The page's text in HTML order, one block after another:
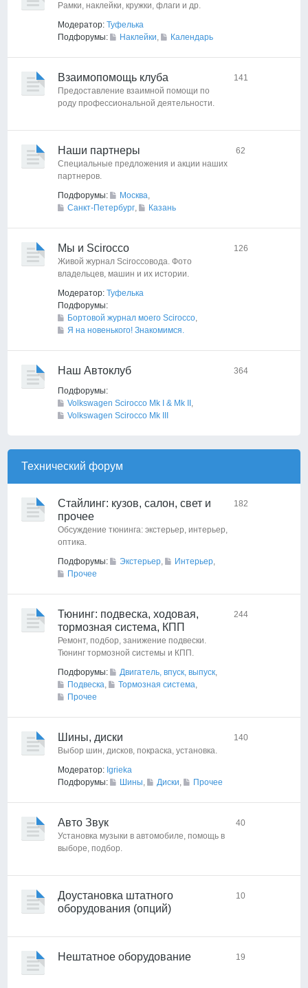
Рамки, наклейки, кружки, флаги и др.
Модератор: Туфелька
Подфорумы:
Наклейки, Календарь
Взаимопомощь клуба
Предоставление взаимной помощи по
роду профессиональной деятельности.
141
Наши партнеры
Специальные предложения и акции наших
партнеров.
Подфорумы:
Москва,
Санкт-Петербург, Казань
62
Мы и Scirocco
Живой журнал Sciroccoвода. Фото
владельцев, машин и их истории.
Модератор: Туфелька
Подфорумы:
Бортовой журнал моего Scirocco,
Я на новенького! Знакомимся.
126
Наш Автоклуб
Подфорумы:
Volkswagen Scirocco Mk I & Mk II ,
Volkswagen Scirocco Mk III
364
Технический форyм
Стайлинг: кузов, салон, свет и
прочее
Обсуждение тюнинга: экстерьер, интерьер,
оптика.
Подфорумы:
Экстерьер, Интерьер,
Прочее
182
Тюнинг: подвеска, ходовая,
тормозная система, КПП
Ремонт, подбор, занижение подвески.
Тюнинг тормозной системы и КПП.
Подфорумы:
Двигатель, впуск, выпуск,
Подвеска, Тормозная система,
Прочее
244
Шины, диски
Выбор шин, дисков, покраска, установка.
Модератор: Igrieka
Подфорумы:
Шины, Диски, Прочее
140
Авто Звук
Установка музыки в автомобиле, помощь в
выборе, подбор.
40
Доустановка штатного
оборудования (опций)
10
Нештатное оборудование 19